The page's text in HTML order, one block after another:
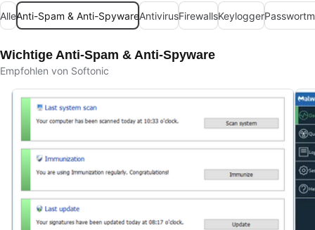
AlleAnti-Spam & Anti-SpywareAntivirusFirewallsKeylogger
Wichtige Anti-Spam & Anti-Spyware
Empfohlen von Softonic